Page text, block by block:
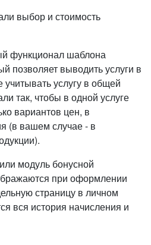
выбор и стоимость
функционал шаблона
позволяет выводить услуги в
учитывать услугу в общей
так, чтобы в одной услуге
вариантов цен, в
(в вашем случае - в
модуль бонусной
при оформлении
страницу в личном
вся история начисления и